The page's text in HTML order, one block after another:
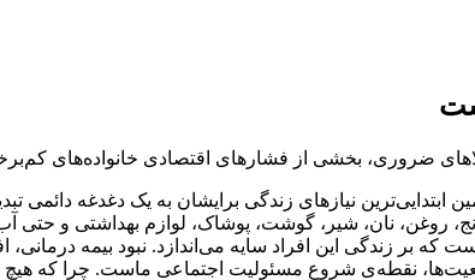
کالاهای ضروری، بخشی از فشارهای اقتصادی
ابتدایی‌ترین نیازهای زندگی برایشان به یک دغدغه دائمی
روغن، نان، شیر، گوشت، پوشاک، لوازم بهداشتی و
بر زندگی این افراد سایه می‌اندازد. نبود بیمه
نقطه‌ی شروع مسئولیت اجتماعی ماست. چرا که